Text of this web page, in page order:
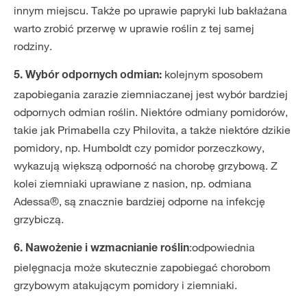
innym miejscu. Także po uprawie papryki lub bakłażana
warto zrobić przerwę w uprawie roślin z tej samej
rodziny.
5. Wybór odpornych odmian: kolejnym sposobem
zapobiegania zarazie ziemniaczanej jest wybór bardziej
odpornych odmian roślin. Niektóre odmiany pomidorów,
takie jak Primabella czy Philovita, a także niektóre dzikie
pomidory, np. Humboldt czy pomidor porzeczkowy,
wykazują większą odporność na chorobę grzybową. Z
kolei ziemniaki uprawiane z nasion, np. odmiana
Adessa®, są znacznie bardziej odporne na infekcję
grzybiczą.
6. Nawożenie i wzmacnianie roślin:odpowiednia
pielęgnacja może skutecznie zapobiegać chorobom
grzybowym atakującym pomidory i ziemniaki.